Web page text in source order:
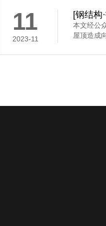
11
2023-11
[钢结构
本文经公
屋顶造成